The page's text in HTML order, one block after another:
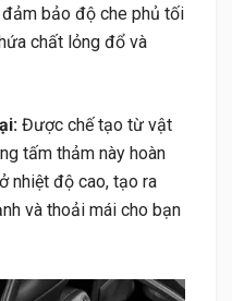
bảo độ che phủ tối
chất lỏng đổ và
Được chế tạo từ vật
tấm thảm này hoàn
nhiệt độ cao, tạo ra
và thoải mái cho bạn